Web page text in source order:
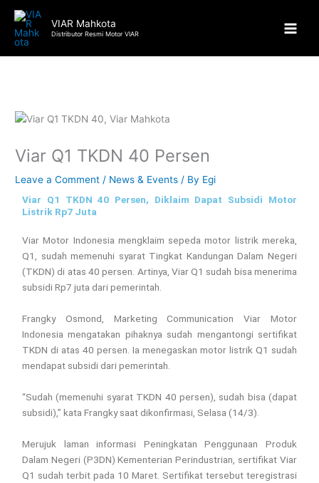
content
VIAR Mahkota
Distributor Resmi Motor VIAR
Viar Q1 TKDN 40 Persen
Leave a Comment / News & Events / By Egi
Viar Q1 TKDN 40 Persen, Diklaim Dapat Subsidi Motor
Listrik Rp7 Juta
Viar Motor Indonesia mengklaim sepeda motor listrik mereka,
Q1, sudah memenuhi syarat Tingkat Kandungan Dalam Negeri
(TKDN) di atas 40 persen. Artinya, Viar Q1 sudah bisa menerima
subsidi Rp7 juta dari pemerintah.
Frangky Osmond, Marketing Communication Viar Motor
Indonesia mengatakan pihaknya sudah mengantongi sertifikat
TKDN di atas 40 persen. Ia menegaskan motor listrik Q1 sudah
mendapat subsidi dari pemerintah.
“Sudah (memenuhi syarat TKDN 40 persen), sudah bisa (dapat
subsidi),” kata Frangky saat dikonfirmasi, Selasa (14/3).
Merujuk laman informasi Peningkatan Penggunaan Produk
Dalam Negeri (P3DN) Kementerian Perindustrian, sertifikat Viar
Q1 sudah terbit pada 10 Maret. Sertifikat tersebut teregistrasi